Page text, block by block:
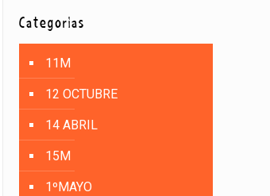
Categorías
11M
12 OCTUBRE
14 ABRIL
15M
1ºMAYO